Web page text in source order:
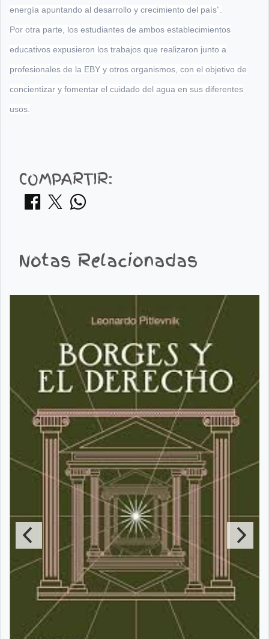
energía apuntando al desarrollo y crecimiento del país”.
Por otra parte, los estudiantes de ambos establecimientos
educativos expusieron los trabajos que realizaron junto a
profesionales de la EBY y otros organismos, con el objetivo de
concientizar y fomentar el cuidado del agua en sus diferentes
usos.
COMPARTIR:
Notas Relacionadas